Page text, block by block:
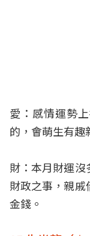
愛：感情運勢
的，會萌生有趣
財：本月財運
財政之事，親
金錢。